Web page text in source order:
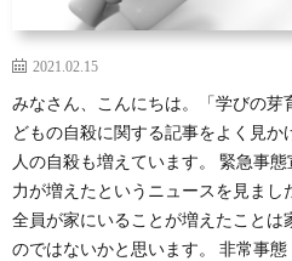
2021.02.15
みなさん、こんにちは。「学びの芽
どもの自殺に関する記事をよく見
人の自殺も増えています。 緊急事
力が増えたというニュースを見ま
全員が家にいることが増えたことは
のではないかと思います。 非常事